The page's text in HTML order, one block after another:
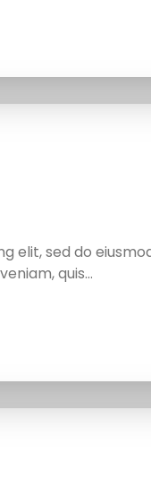
elit, sed do
quis…